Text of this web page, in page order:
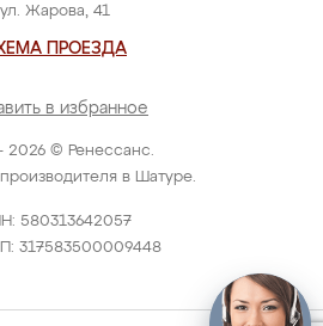
2026 © Ренессанс.
в Шатуре.
580313642057
317583500009448
ул. Жарова, 41
ПРОЕЗДА
в избранное